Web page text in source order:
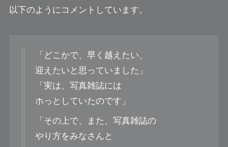
以下のようにコメントしています。
「どこかで、早く越えたい、
迎えたいと思っていました」
「実は、写真雑誌には
ホっとしていたのです」
「その上で、また、写真雑誌の
やり方をみなさんと